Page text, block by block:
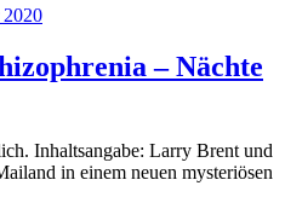
2020
– Nächte
Inhaltsangabe: Larry Brent und
in einem neuen mysteriösen